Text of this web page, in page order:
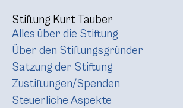
Stiftung Kurt Tauber
Alles über die Stiftung
Über den Stiftungsgründer
Satzung der Stiftung
Zustiftungen/Spenden
Steuerliche Aspekte